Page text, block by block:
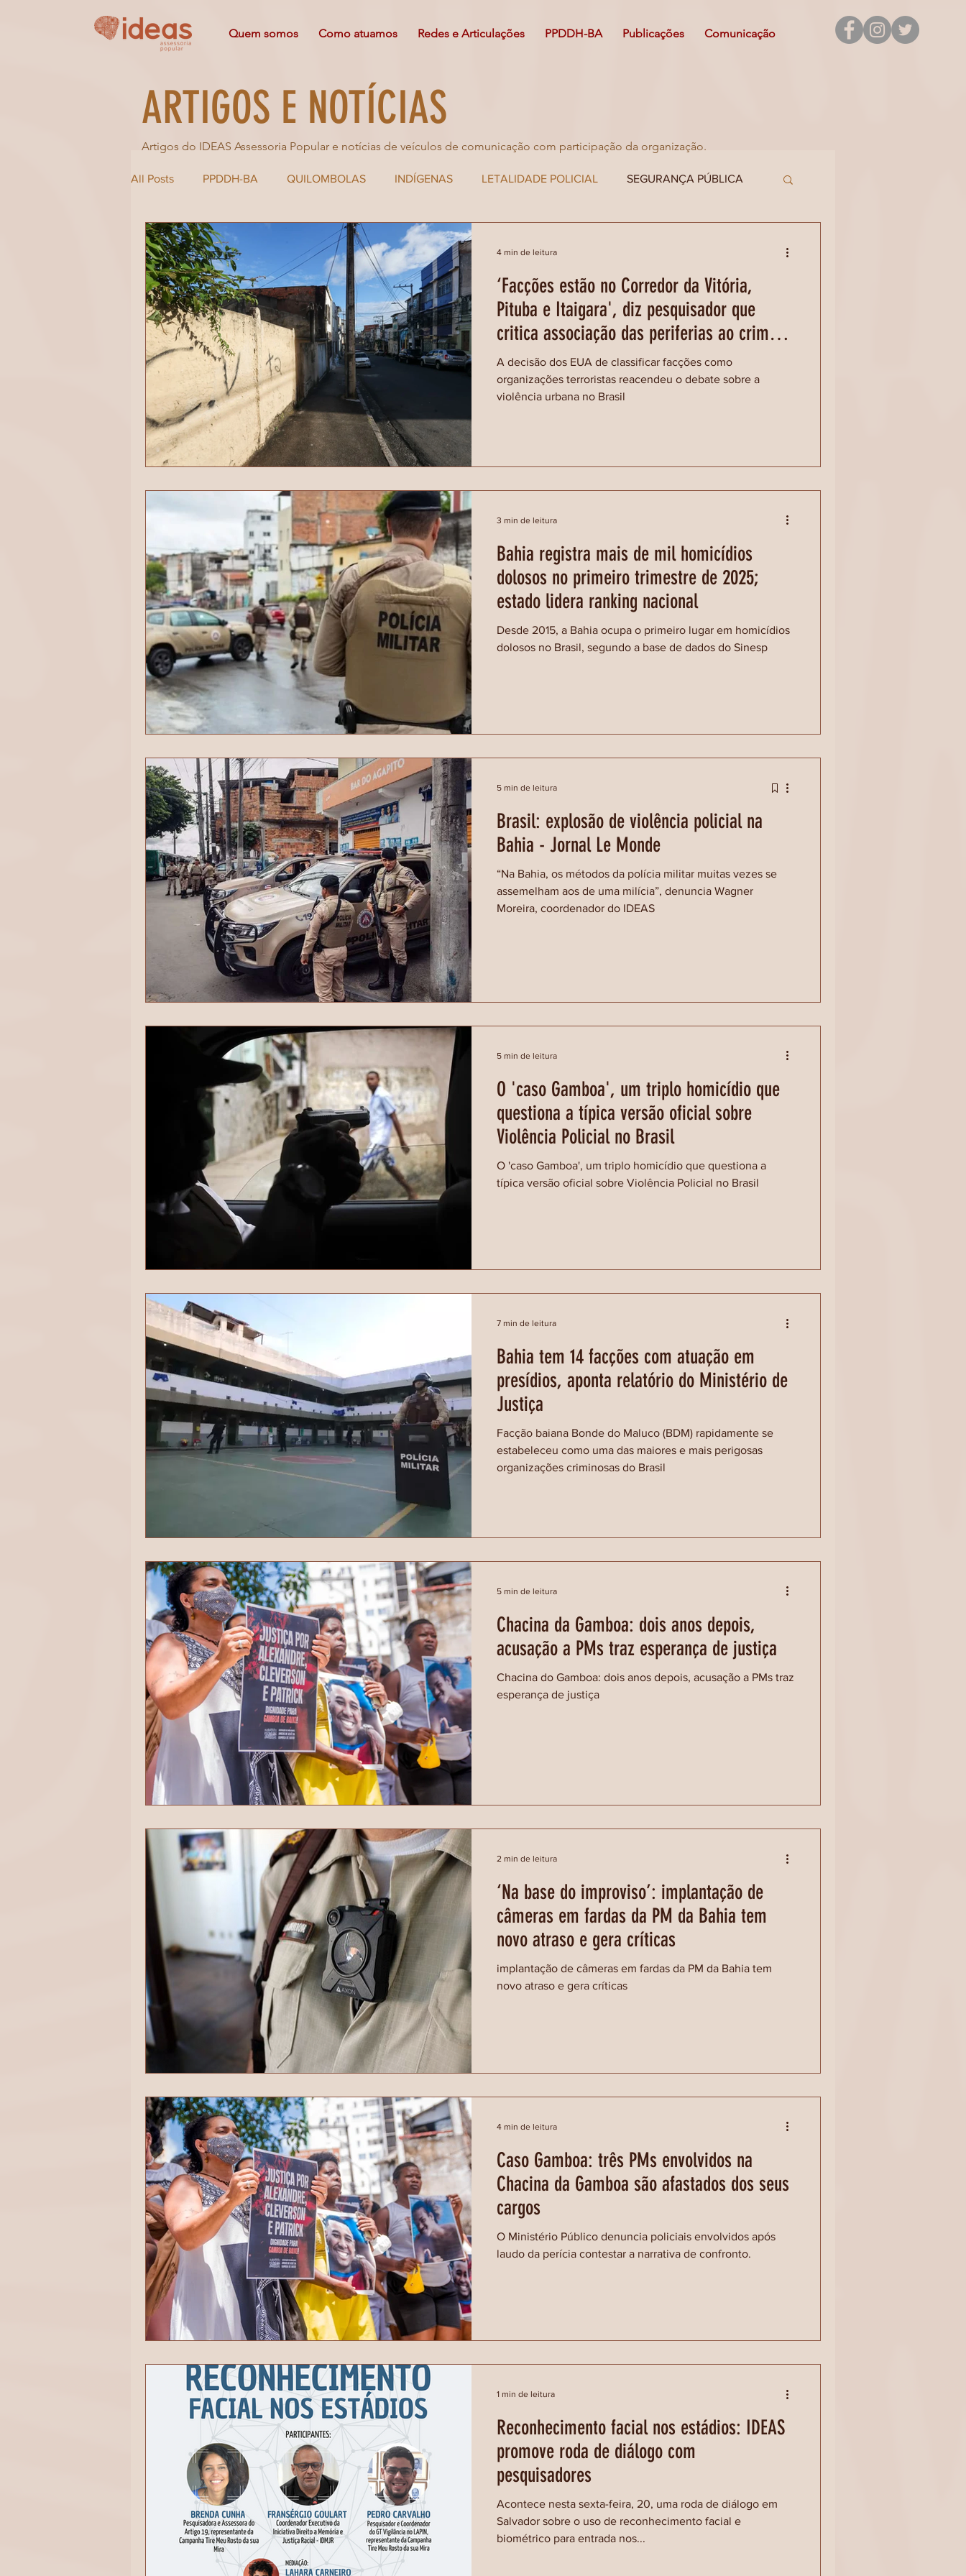
Quem somos Como atuamos Redes e Articulações PPDDH-BA Publicações Comunicação
ARTIGOS E NOTÍCIAS
All Posts PPDDH-BA QUILOMBOLAS INDÍGENAS LETALIDADE POLICIAL SEGURANÇA PÚBLICA
NOTÍCIA DADOS SAIU NA MÍDIA JOVENS DEFENSORES
JOVENS DEFENSORES POLÍTICA DE DROGAS MEIO AMBIENTE‘Facções estão no Corredor da Vitória,
Pituba e Itaigara', diz pesquisador que
critica associação das periferias ao crime
organizado
A decisão dos EUA de classificar facções como
organizações terroristas reacendeu o debate sobre a
violência urbana no Brasil
4 min de leitura
Bahia registra mais de mil homicídios
dolosos no primeiro trimestre de 2025;
estado lidera ranking nacional
Desde 2015, a Bahia ocupa o primeiro lugar em homicídios
dolosos no Brasil, segundo a base de dados do Sinesp
3 min de leitura
Brasil: explosão de violência policial na
Bahia - Jornal Le Monde
“Na Bahia, os métodos da polícia militar muitas vezes se
assemelham aos de uma milícia”, denuncia Wagner
Moreira, coordenador do IDEAS
5 min de leitura
O 'caso Gamboa', um triplo homicídio que
questiona a típica versão oficial sobre
Violência Policial no Brasil
O 'caso Gamboa', um triplo homicídio que questiona a
típica versão oficial sobre Violência Policial no Brasil
5 min de leitura
Bahia tem 14 facções com atuação em
presídios, aponta relatório do Ministério de
Justiça
Facção baiana Bonde do Maluco (BDM) rapidamente se
estabeleceu como uma das maiores e mais perigosas
organizações criminosas do Brasil
7 min de leitura
Chacina da Gamboa: dois anos depois,
acusação a PMs traz esperança de justiça
Chacina do Gamboa: dois anos depois, acusação a PMs traz
esperança de justiça
5 min de leitura
‘Na base do improviso’: implantação de
câmeras em fardas da PM da Bahia tem
novo atraso e gera críticas
implantação de câmeras em fardas da PM da Bahia tem
novo atraso e gera críticas
2 min de leitura
Caso Gamboa: três PMs envolvidos na
Chacina da Gamboa são afastados dos seus
cargos
O Ministério Público denuncia policiais envolvidos após
laudo da perícia contestar a narrativa de confronto.
4 min de leitura
Reconhecimento facial nos estádios: IDEAS
promove roda de diálogo com
pesquisadores
Acontece nesta sexta-feira, 20, uma roda de diálogo em
Salvador sobre o uso de reconhecimento facial e
biométrico para entrada nos...
1 min de leitura
Artigos do IDEAS Assessoria Popular e notícias de veículos de comunicação com participação da organização.